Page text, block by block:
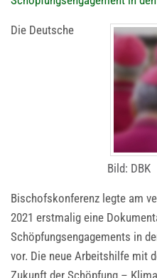
Bild: DBK
Die Deutsche
Bischofskonferenz legte am
2021 erstmalig eine
Schöpfungsengagements in
vor. Die neue Arbeitshilfe mit
Zukunft der Schöpfung –